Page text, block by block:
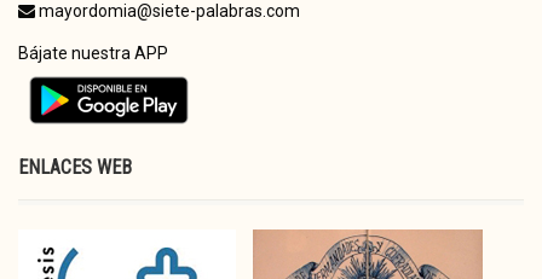
mayordomia@siete-palabras.com
Bájate nuestra APP
ENLACES WEB